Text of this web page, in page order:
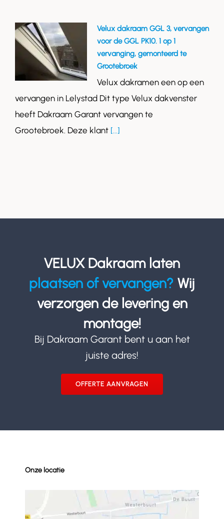
Velux dakraam GGL 3, vervangen
voor de GGL PK10. 1 op 1
vervanging, gemonteerd te
Grootebroek
Velux dakramen een op een
vervangen in Lelystad Dit type Velux dakvenster
heeft Dakraam Garant vervangen te
Grootebroek. Deze klant [...]
VELUX Dakraam laten
plaatsen of vervangen? Wij
verzorgen de levering en
montage!
Bij Dakraam Garant bent u aan het
juiste adres!
OFFERTE AANVRAGEN
Onze locatie